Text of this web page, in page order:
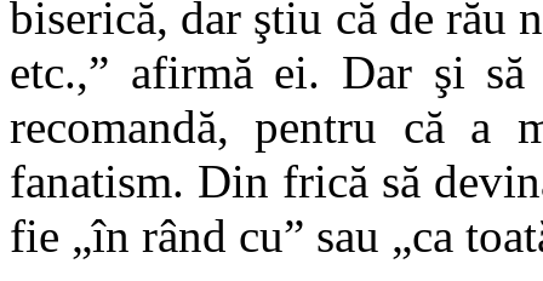
biserică, dar ştiu că de rău
etc.,” afirmă ei. Dar şi
recomandă, pentru că a
fanatism. Din frică să
fie „în rând cu” sau „ca